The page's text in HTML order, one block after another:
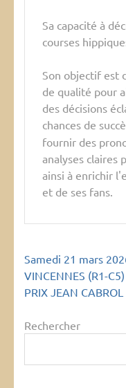
Sa capacité à
courses
Son objectif est
de qualité pour
des décisions
chances de
fournir des
analyses claires
ainsi à enrichir
et de ses fans.
Navigation
de
l’article
Samedi 21 mars
VINCENNES (R1-
PRIX JEAN CABROL
Rechercher